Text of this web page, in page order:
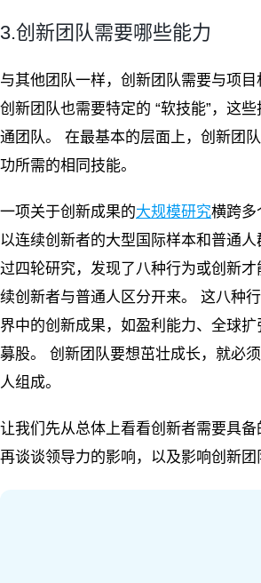
3.创新团队需要哪些能力
与其他团队一样，创新团队需要与项
创新团队也需要特定的 “软技能”，这
通团队。 在最基本的层面上，创新团
功所需的相同技能。
一项关于创新成果的大规模研究横跨多
以连续创新者的大型国际样本和普通
过四轮研究，发现了八种行为或创新
续创新者与普通人区分开来。 这八种
界中的创新成果，如盈利能力、全球
募股。 创新团队要想茁壮成长，就必
人组成。
让我们先从总体上看看创新者需要具
再谈谈领导力的影响，以及影响创新团